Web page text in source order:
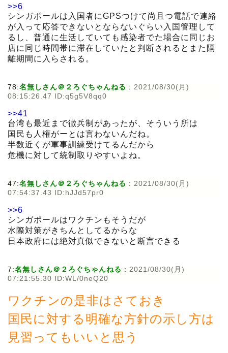
>>6
シンガポールは入国者にGPSつけて尚且つ電話で連絡
が入って応答できないとならないぐらい入国管理して
るし、普通に生活していても感染者でた場合に同じお
店に同じ時間帯に滞在していたと判断されるとまた隔
離期間に入らされる。
78:名無しさん＠２ろぐちゃんねる : 2021/08/30(月)
08:15:26.47 ID:q5g5V8qq0
>>41
台湾も最近まで徴兵制があったが、そういう所は
国民も人権がーとは言わないんだね。
半数近くが軍事訓練受けてるんだから
危機に対して統制取りやすいよね。
47:名無しさん＠２ろぐちゃんねる : 2021/08/30(月)
07:54:37.43 ID:hJJd57pr0
>>6
シンガポールはワクチンもそうだが
水際対策がきちんとしてるからな
日本政府には絶対真似できないと断言できる
7:名無しさん＠２ろぐちゃんねる : 2021/08/30(月)
07:21:55.30 ID:WL/0neQ20
ワクチンの是非はさておき
国民に対する明確な方針の示し方は
見習ってもいいと思う